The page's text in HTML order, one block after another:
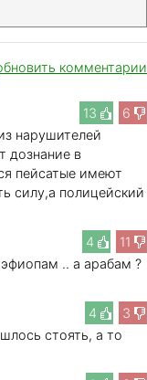
комментарии
13 6
нарушителей
дознание в
пейсатые имеют
силу,а полицейский
4
11
.. а арабам ?
4
3
стоять, а то